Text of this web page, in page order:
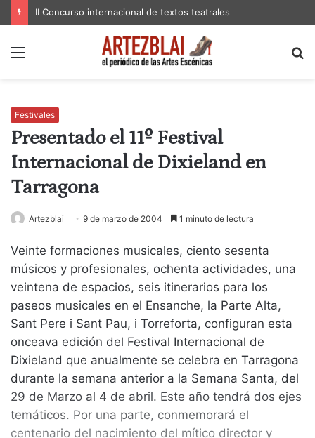
II Concurso internacional de textos teatrales
Menú
Festivales
Presentado el 11º Festival
Internacional de Dixieland en
Tarragona
Artezblai 9 de marzo de 2004 1 minuto de lectura
Veinte formaciones musicales, ciento sesenta
músicos y profesionales, ochenta actividades, una
veintena de espacios, seis itinerarios para los
paseos musicales en el Ensanche, la Parte Alta,
Sant Pere i Sant Pau, i Torreforta, configuran esta
onceava edición del Festival Internacional de
Dixieland que anualmente se celebra en Tarragona
durante la semana anterior a la Semana Santa, del
29 de Marzo al 4 de abril. Este año tendrá dos ejes
temáticos. Por una parte, conmemorará el
centenario del nacimiento del mítico director y